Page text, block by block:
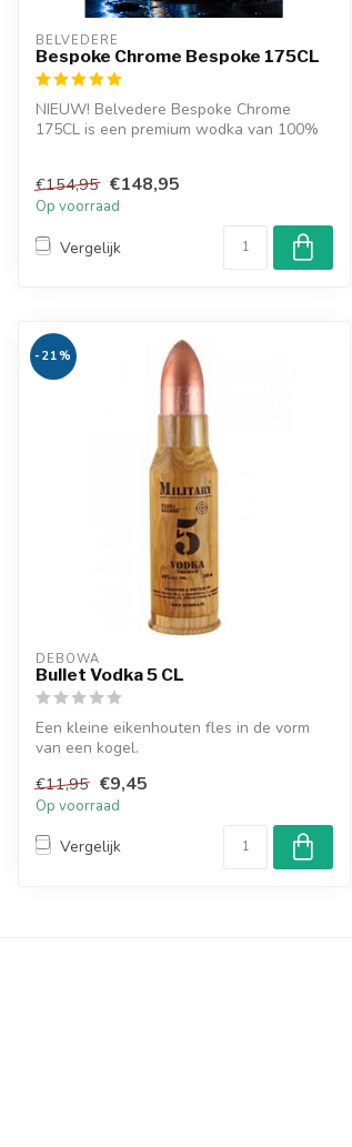
BELVEDERE
Bespoke Chrome Bespoke 175CL
NIEUW! Belvedere Bespoke Chrome
175CL is een premium wodka van 100%
€154,95 €148,95
Op voorraad
Vergelijk
-21%
DEBOWA
Bullet Vodka 5 CL
Een kleine eikenhouten fles in de vorm
van een kogel.
€11,95 €9,45
Op voorraad
Vergelijk